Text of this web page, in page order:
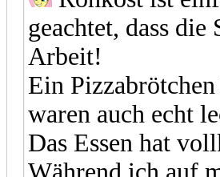
geachtet, dass
Arbeit!
Ein
waren auch echt
Das Essen hat